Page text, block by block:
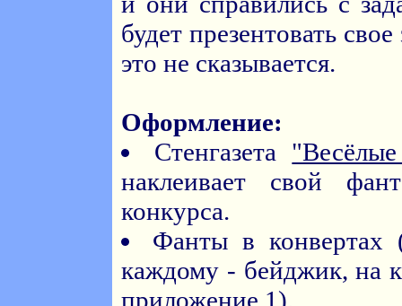
будет презентовать
это не сказывается.
Оформление:
Стенгазета
наклеивает свой
конкурса.
Фанты в
каждому - бейджик, на
приложение 1).